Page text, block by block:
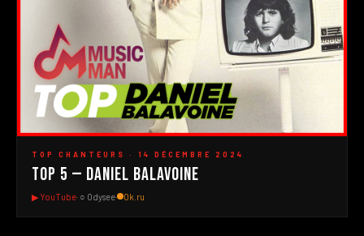
▶
TOP CHANTEURS · 14 DÉCEMBRE 2024
Top 5 — Daniel Balavoine
▶ YouTube· ○ Odysee· Ok.ru